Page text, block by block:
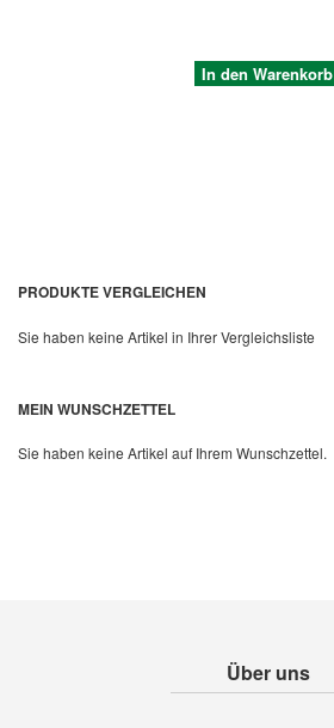
Quickview
In den Warenkorb
PRODUKTE VERGLEICHEN
Sie haben keine Artikel in Ihrer Vergleichsliste
MEIN WUNSCHZETTEL
Sie haben keine Artikel auf Ihrem Wunschzettel.
Über uns